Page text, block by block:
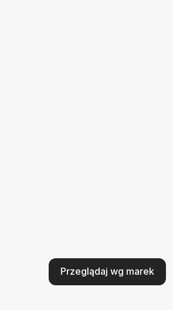
Przeglądaj wg marek